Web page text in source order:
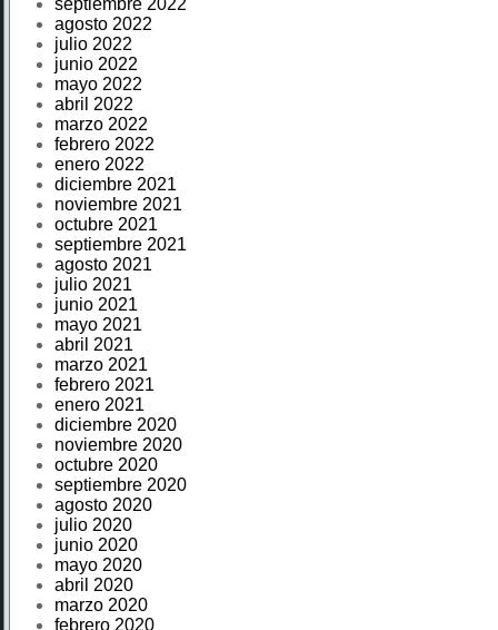
septiembre 2022
agosto 2022
julio 2022
junio 2022
mayo 2022
abril 2022
marzo 2022
febrero 2022
enero 2022
diciembre 2021
noviembre 2021
octubre 2021
septiembre 2021
agosto 2021
julio 2021
junio 2021
mayo 2021
abril 2021
marzo 2021
febrero 2021
enero 2021
diciembre 2020
noviembre 2020
octubre 2020
septiembre 2020
agosto 2020
julio 2020
junio 2020
mayo 2020
abril 2020
marzo 2020
febrero 2020